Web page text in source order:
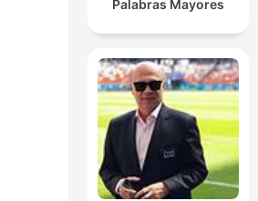
Palabras Mayores